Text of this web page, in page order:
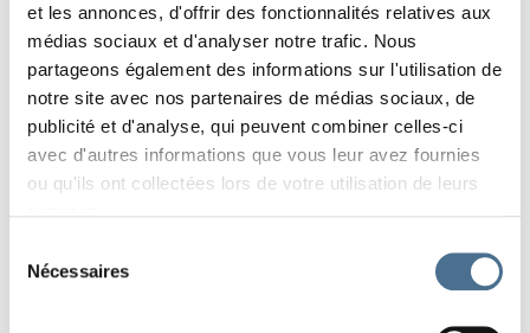
et les annonces, d'offrir des fonctionnalités relatives aux
médias sociaux et d'analyser notre trafic. Nous
partageons également des informations sur l'utilisation de
notre site avec nos partenaires de médias sociaux, de
publicité et d'analyse, qui peuvent combiner celles-ci
avec d'autres informations que vous leur avez fournies
ou qu'ils ont collectées lors de votre utilisation de leurs
Nécessaires
SOUVENIRS DE L’ÉDITION 2018 EN IMAGE
Lire